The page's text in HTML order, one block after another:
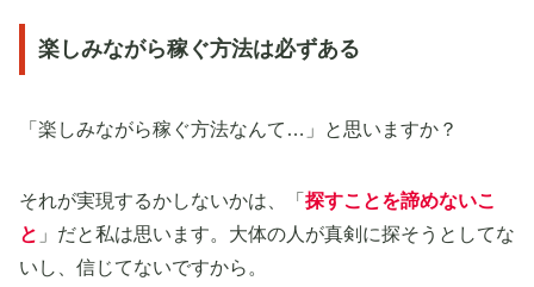
楽しみながら稼ぐ方法は必ずある
「楽しみながら稼ぐ方法なんて…」と思いますか？
それが実現するかしないかは、「 探すことを諦めないこ
と 」だと私は思います。大体の人が真剣に探そうとしてな
いし、信じてないですから。